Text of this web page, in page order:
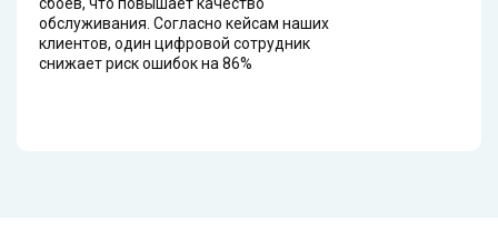
обслуживания. Согласно кейсам наших
клиентов, один цифровой сотрудник
снижает риск ошибок на 86%